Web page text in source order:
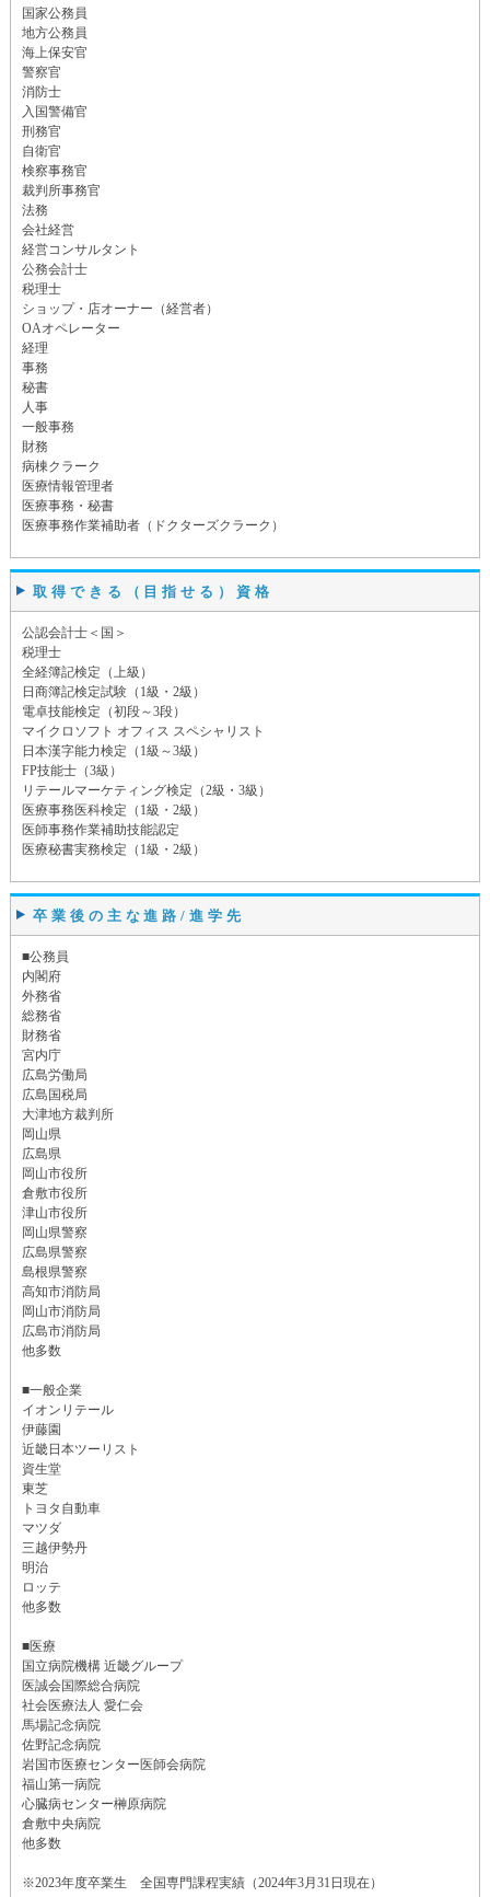
国家公務員
地方公務員
海上保安官
警察官
消防士
入国警備官
刑務官
自衛官
検察事務官
裁判所事務官
法務
会社経営
経営コンサルタント
公務会計士
税理士
ショップ・店オーナー（経営者）
OAオペレーター
経理
事務
秘書
人事
一般事務
財務
病棟クラーク
医療情報管理者
医療事務・秘書
医療事務作業補助者（ドクターズクラーク）
取得できる（目指せる）資格
公認会計士＜国＞
税理士
全経簿記検定（上級）
日商簿記検定試験（1級・2級）
電卓技能検定（初段～3段）
マイクロソフト オフィス スペシャリスト
日本漢字能力検定（1級～3級）
FP技能士（3級）
リテールマーケティング検定（2級・3級）
医療事務医科検定（1級・2級）
医師事務作業補助技能認定
医療秘書実務検定（1級・2級）
卒業後の主な進路/進学先
■公務員
内閣府
外務省
総務省
財務省
宮内庁
広島労働局
広島国税局
大津地方裁判所
岡山県
広島県
岡山市役所
倉敷市役所
津山市役所
岡山県警察
広島県警察
島根県警察
高知市消防局
岡山市消防局
広島市消防局
他多数
■一般企業
イオンリテール
伊藤園
近畿日本ツーリスト
資生堂
東芝
トヨタ自動車
マツダ
三越伊勢丹
明治
ロッテ
他多数
■医療
国立病院機構 近畿グループ
医誠会国際総合病院
社会医療法人 愛仁会
馬場記念病院
佐野記念病院
岩国市医療センター医師会病院
福山第一病院
心臓病センター榊原病院
倉敷中央病院
他多数
※2023年度卒業生 全国専門課程実績（2024年3月31日現在）